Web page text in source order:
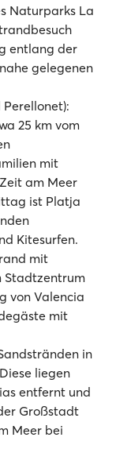
Naturparks La
entlang der
gelegenen
25 km vom
mit
am Meer
ist Platja
Kitesurfen.
mit
Stadtzentrum
von Valencia
mit
in
liegen
entfernt und
Großstadt
Meer bei